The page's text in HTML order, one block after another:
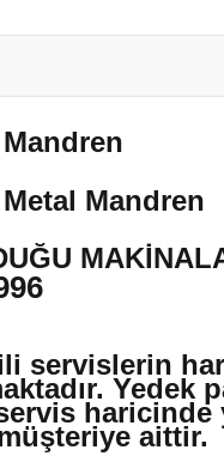
Mandren
servislerin
Yedek
haricinde
aittir.